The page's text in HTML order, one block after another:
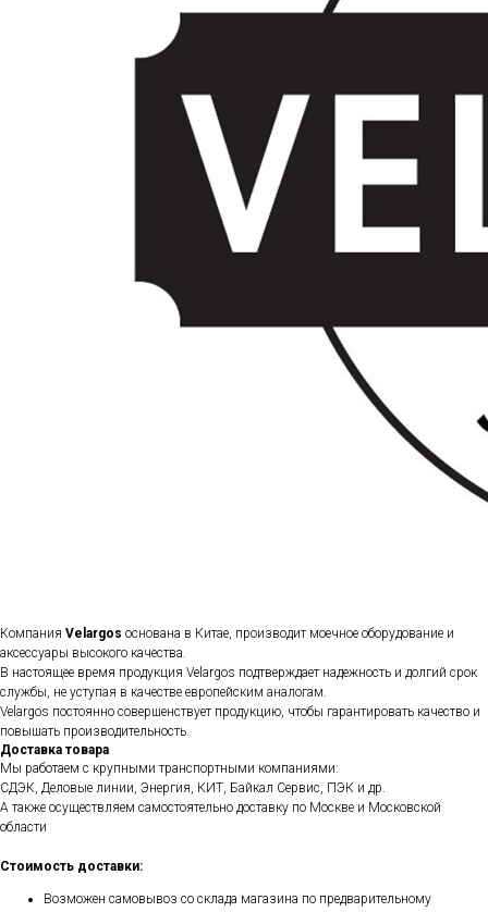
Компания Velargos основана в Китае, производит моечное оборудование и
аксессуары высокого качества.
В настоящее время продукция Velargos подтверждает надежность и долгий срок
службы, не уступая в качестве европейским аналогам.
Velargos постоянно совершенствует продукцию, чтобы гарантировать качество и
повышать производительность.
Доставка товара
Мы работаем с крупными транспортными компаниями:
СДЭК, Деловые линии, Энергия, КИТ, Байкал Сервис, ПЭК и др.
А также осуществляем самостоятельно доставку по Москве и Московской
области
Стоимость доставки:
Возможен самовывоз со склада магазина по предварительному